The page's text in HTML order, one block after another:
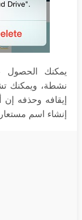
يمكنك الحصول
نشطة، ويمكنك
إيقافه وحذفه
إنشاء اسم مستعار